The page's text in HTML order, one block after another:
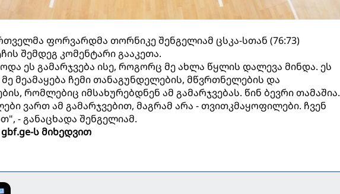
ფორვარდმა თორნიკე შენგელიამ ცსკა-სთან (76:73)
შემდეგ კომენტარი გააკეთა.
ეს გამარჯვება ისე, როგორც მე ახლა წყლის დალევა მინდა. ეს
მეამაყება ჩემი თანაგუნდელების, მწვრთნელების და
რომლებიც იმსახურებდნენ ამ გამარჯვებას. წინ ბევრი თამაშია.
ვართ ამ გამარჯვებით, მაგრამ არა - თვითკმაყოფილები. ჩვენ
- განაცხადა შენგელიამ.
ს მიხედვით